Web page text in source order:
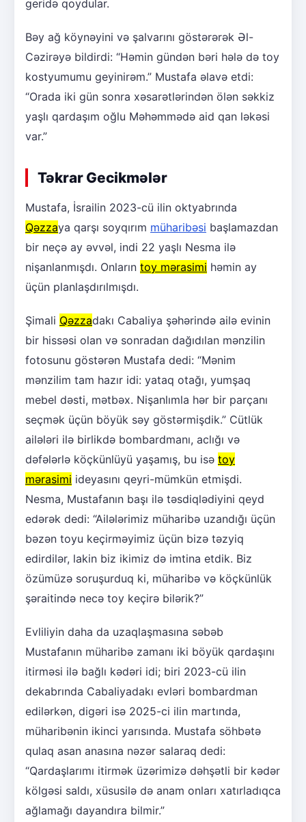
geridə qoydular.
Bəy ağ köynəyini və şalvarını göstərərək Əl-
Cəzirəyə bildirdi: “Həmin gündən bəri hələ də toy
kostyumumu geyinirəm.” Mustafa əlavə etdi:
“Orada iki gün sonra xəsarətlərindən ölən səkkiz
yaşlı qardaşım oğlu Məhəmmədə aid qan ləkəsi
var.”
Təkrar Gecikmələr
Mustafa, İsrailin 2023-cü ilin oktyabrında
Qəzzaya qarşı soyqırım müharibəsi başlamazdan
bir neçə ay əvvəl, indi 22 yaşlı Nesma ilə
nişanlanmışdı. Onların toy mərasimi həmin ay
üçün planlaşdırılmışdı.
Şimali Qəzzadakı Cabaliya şəhərində ailə evinin
bir hissəsi olan və sonradan dağıdılan mənzilin
fotosunu göstərən Mustafa dedi: “Mənim
mənzilim tam hazır idi: yataq otağı, yumşaq
mebel dəsti, mətbəx. Nişanlımla hər bir parçanı
seçmək üçün böyük səy göstərmişdik.” Cütlük
ailələri ilə birlikdə bombardmanı, aclığı və
dəfələrlə köçkünlüyü yaşamış, bu isə toy
mərasimi ideyasını qeyri-mümkün etmişdi.
Nesma, Mustafanın başı ilə təsdiqlədiyini qeyd
edərək dedi: “Ailələrimiz müharibə uzandığı üçün
bəzən toyu keçirməyimiz üçün bizə təzyiq
edirdilər, lakin biz ikimiz də imtina etdik. Biz
özümüzə soruşurduq ki, müharibə və köçkünlük
şəraitində necə toy keçirə bilərik?”
Evliliyin daha da uzaqlaşmasına səbəb
Mustafanın müharibə zamanı iki böyük qardaşını
itirməsi ilə bağlı kədəri idi; biri 2023-cü ilin
dekabrında Cabaliyadakı evləri bombardman
edilərkən, digəri isə 2025-ci ilin martında,
müharibənin ikinci yarısında. Mustafa söhbətə
qulaq asan anasına nəzər salaraq dedi:
“Qardaşlarımı itirmək üzərimizə dəhşətli bir kədər
kölgəsi saldı, xüsusilə də anam onları xatırladıqca
ağlamağı dayandıra bilmir.”